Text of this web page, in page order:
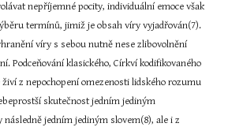
nepříjemné pocity, individuální emoce však
termínů, jimiž je obsah víry vyjadřován(7).
víry s sebou nutně nese zlibovolnění
Podceňování klasického, Církví kodifikovaného
z nepochopení omezenosti lidského rozumu
skutečnost jedním jediným
jedním jediným slovem(8), ale i z